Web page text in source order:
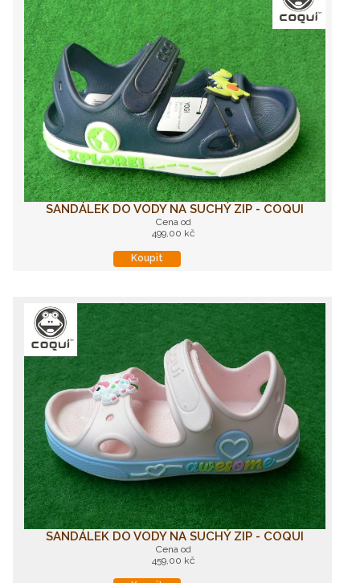
SANDÁLEK DO VODY NA SUCHÝ ZIP - COQUI
Cena od
499,00 kč
Koupit
SANDÁLEK DO VODY NA SUCHÝ ZIP - COQUI
Cena od
459,00 kč